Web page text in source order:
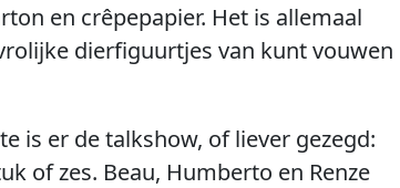
en crêpepapier. Het is allemaal
dierfiguurtjes van kunt vouwen
is er de talkshow, of liever gezegd:
of zes. Beau, Humberto en Renze